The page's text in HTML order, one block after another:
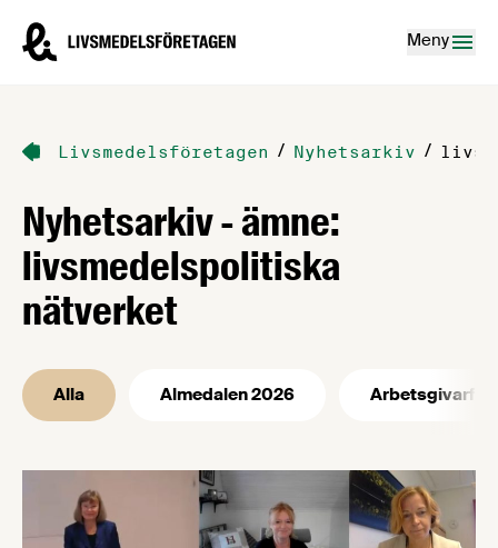
Livsmedelsföretagen – till startsidan
Meny
Livsmedelsföretagen / Nyhetsarkiv /
Nyhetsarkiv - ämne:
livsmedelspolitiska
nätverket
Alla Almedalen 2026